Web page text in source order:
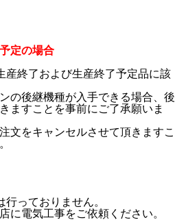
定の場合
産終了および生産終了予定品に該
の後継機種が入手できる場合、後
ますことを事前にご了承願いま
文をキャンセルさせて頂きますこ
っておりません。
に電気工事をご依頼ください。